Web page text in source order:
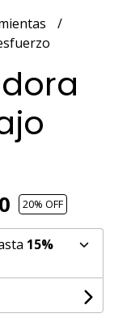
20% OFF
15%